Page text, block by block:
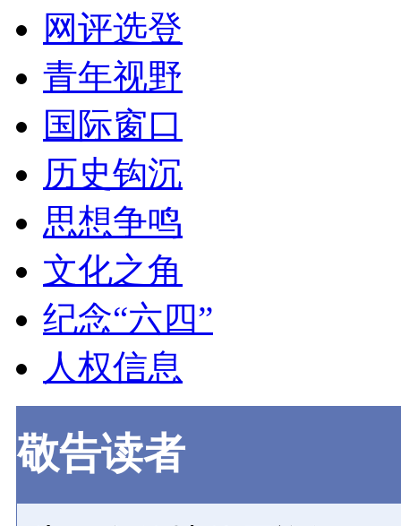
网评选登
青年视野
国际窗口
历史钩沉
思想争鸣
文化之角
纪念“六四”
人权信息
敬告读者